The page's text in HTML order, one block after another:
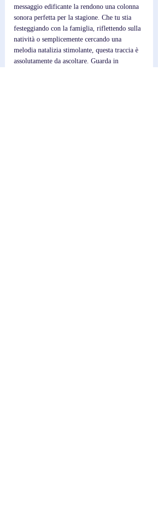
messaggio edificante la rendono una colonna
sonora perfetta per la stagione. Che tu stia
festeggiando con la famiglia, riflettendo sulla
natività o semplicemente cercando una
melodia natalizia stimolante, questa traccia è
assolutamente da ascoltare. Guarda in